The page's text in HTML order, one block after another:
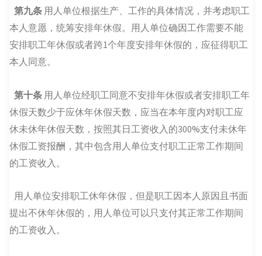
第九条 用人单位根据生产、工作的具体情况，并考虑职工
本人意愿，统筹安排年休假。用人单位确因工作需要不能
安排职工年休假或者跨1个年度安排年休假的，应征得职工
本人同意。
第十条 用人单位经职工同意不安排年休假或者安排职工年
休假天数少于应休年休假天数，应当在本年度内对职工应
休未休年休假天数，按照其日工资收入的300%支付未休年
休假工资报酬，其中包含用人单位支付职工正常工作期间
的工资收入。
用人单位安排职工休年休假，但是职工因本人原因且书面
提出不休年休假的，用人单位可以只支付其正常工作期间
的工资收入。